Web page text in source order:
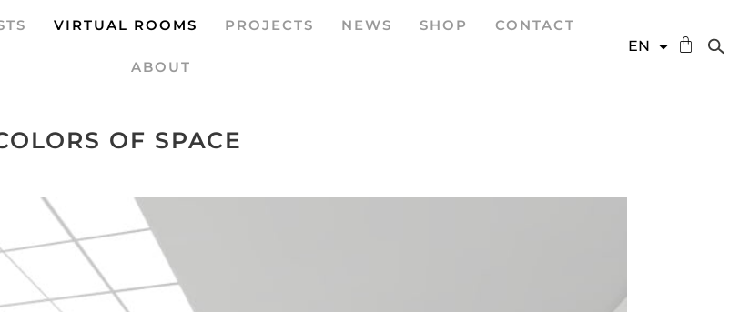
VIRTUAL ROOMS PROJECTS NEWS SHOP CONTACT
ABOUT
EN
ES
OF SPACE